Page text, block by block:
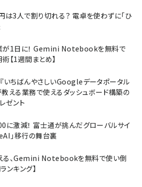
は3人で割り切れる？ 電卓を使わずに「ひ
が1日に！ Gemini Notebookを無料で
【1週間まとめ】
いちばんやさしいGoogleデータポータル
える業務で使えるダッシュボード構築の
ゼント
激減！ 富士通が挑んだグローバルサイ
」移行の舞台裏
る、Gemini Notebookを無料で使い倒
ンキング】